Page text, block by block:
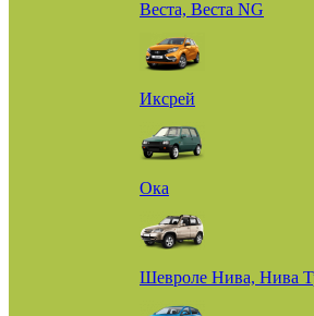
Веста, Веста NG
Иксрей
Ока
Шевроле Нива, Нива